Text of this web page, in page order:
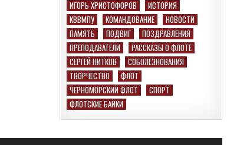
ИГОРЬ ХРИСТОФОРОВ
ИСТОРИЯ
КВВМПУ
КОМАНДОВАНИЕ
НОВОСТИ
ПАМЯТЬ
ПОДВИГ
ПОЗДРАВЛЕНИЯ
ПРЕПОДАВАТЕЛИ
РАССКАЗЫ О ФЛОТЕ
СЕРГЕЙ НИТКОВ
СОБОЛЕЗНОВАНИЯ
ТВОРЧЕСТВО
ФЛОТ
ЧЕРНОМОРСКИЙ ФЛОТ
СПОРТ
ФЛОТСКИЕ БАЙКИ